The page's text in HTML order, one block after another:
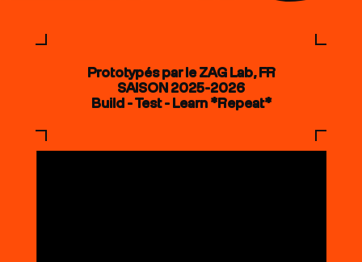
Prototypés par le ZAG Lab, FR
SAISON 2025-2026
Build - Test - Learn *Repeat*